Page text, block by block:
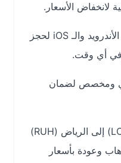
الأسعار.
• استخدام تطبيق دايركت على الأندرويد والـ iOS لحجز
وقت.
لضمان
الرياض (RUH)
بأسعار